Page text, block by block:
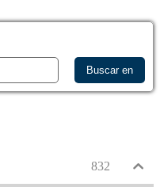
Buscar en
832